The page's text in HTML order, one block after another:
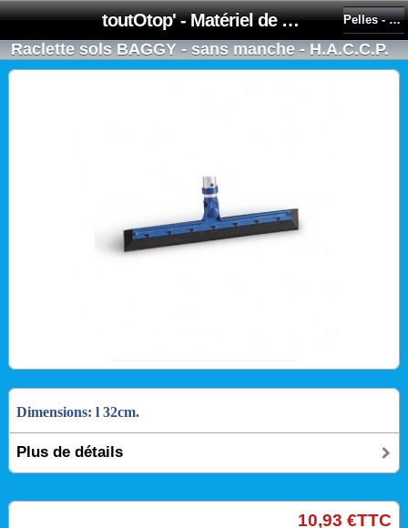
toutOtop' - Matériel de nettoyage, produit d'entretien, lubrifiant pour professionnel et particulier Pelles - Raclettes sols
Raclette sols BAGGY - sans manche - H.A.C.C.P.
Dimensions: l 32cm.
Plus de détails
10,93 €TTC